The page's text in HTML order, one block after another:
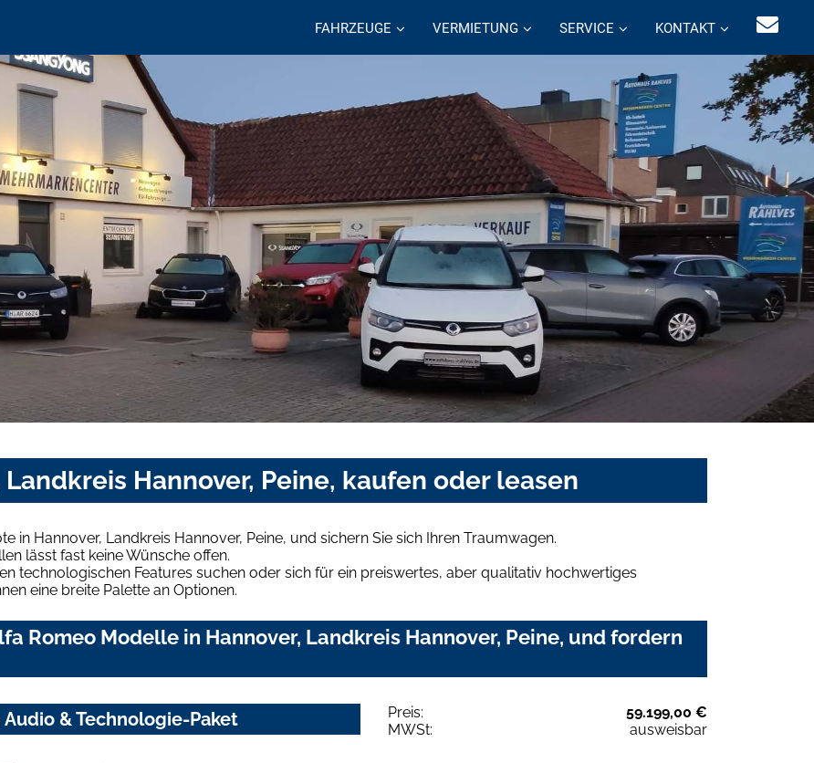
FAHRZEUGE VERMIETUNG SERVICE KONTAKT
Hannover, Peine, kaufen oder leasen
in Hannover, Landkreis Hannover, Peine, und sichern Sie sich Ihren Traumwagen.
lässt fast keine Wünsche offen.
technologischen Features suchen oder sich für ein preiswertes, aber qualitativ hochwertiges
eine breite Palette an Optionen.
Romeo Modelle in Hannover, Landkreis Hannover, Peine, und fordern
& Technologie-Paket Preis:
59.199,00 €
MWSt:
ausweisbar